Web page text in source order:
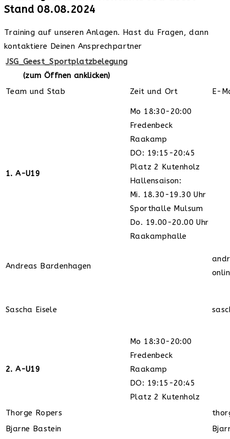
Stand 08.08.2024
Training auf unseren Anlagen. Hast du Fragen, dann
kontaktiere Deinen Ansprechpartner
JSG_Geest_Sportplatzbelegung
(zum Öffnen anklicken)
Team und Stab
Zeit und Ort E-
1. A-U19
Mo 18:30-20:00
Fredenbeck
Raakamp
DO: 19:15-20:45
Platz 2 Kutenholz
Hallensaison:
Mi. 18.30-19.30 Uhr
Sporthalle Mulsum
Do. 19.00-20.00 Uhr
Raakamphalle
Andreas Bardenhagen
Sascha Eisele
2. A-U19
Mo 18:30-20:00
Fredenbeck
Raakamp
DO: 19:15-20:45
Platz 2 Kutenholz
Thorge Ropers
Bjarne Bastein